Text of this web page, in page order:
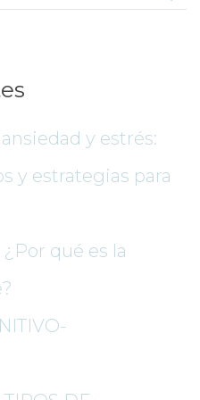
y estrés:
y estrategias para
qué es la